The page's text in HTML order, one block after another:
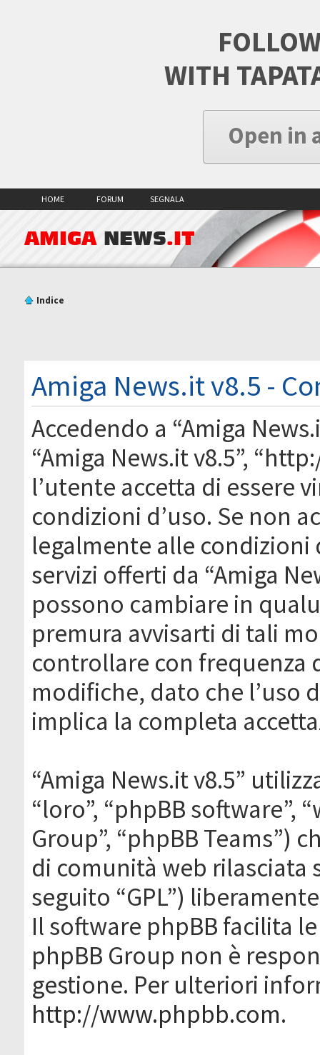
WITH
Open in
HOME FORUM SEGNALA
AMIGA NEWS.IT
Indice
Amiga News.it v8.5 -
Accedendo a “Amiga
“Amiga News.it v8.5”,
l’utente accetta di essere
condizioni d’uso. Se non
legalmente alle condizioni
servizi offerti da “Amiga
possono cambiare in
premura avvisarti di tali
controllare con frequenza
modifiche, dato che l’uso
implica la completa
“Amiga News.it v8.5”
“loro”, “phpBB software”,
Group”, “phpBB Teams”)
di comunità web rilasciata
seguito “GPL”)
Il software phpBB facilita
phpBB Group non è
gestione. Per ulteriori
http://www.phpbb.com.